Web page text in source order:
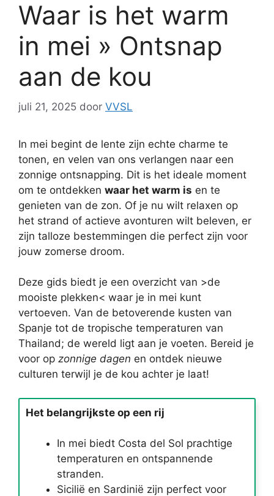
Waar is het warm
in mei » Ontsnap
aan de kou
juli 21, 2025 door VVSL
In mei begint de lente zijn echte charme te
tonen, en velen van ons verlangen naar een
zonnige ontsnapping. Dit is het ideale moment
om te ontdekken waar het warm is en te
genieten van de zon. Of je nu wilt relaxen op
het strand of actieve avonturen wilt beleven, er
zijn talloze bestemmingen die perfect zijn voor
jouw zomerse droom.
Deze gids biedt je een overzicht van >de
mooiste plekken< waar je in mei kunt
vertoeven. Van de betoverende kusten van
Spanje tot de tropische temperaturen van
Thailand; de wereld ligt aan je voeten. Bereid je
voor op zonnige dagen en ontdek nieuwe
culturen terwijl je de kou achter je laat!
Het belangrijkste op een rij
In mei biedt Costa del Sol prachtige
temperaturen en ontspannende
stranden.
Sicilië en Sardinië zijn perfect voor